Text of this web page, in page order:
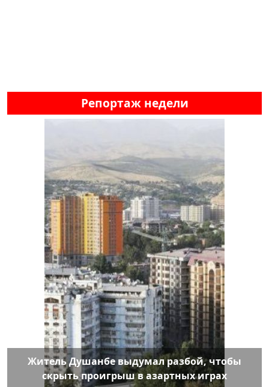
Репортаж недели
Житель Душанбе выдумал разбой, чтобы
скрыть проигрыш в азартных играх